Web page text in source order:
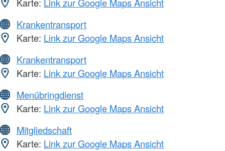
Karte: Link zur Google Maps Ansicht
Krankentransport
Karte: Link zur Google Maps Ansicht
Krankentransport
Karte: Link zur Google Maps Ansicht
Menübringdienst
Karte: Link zur Google Maps Ansicht
Mitgliedschaft
Karte: Link zur Google Maps Ansicht